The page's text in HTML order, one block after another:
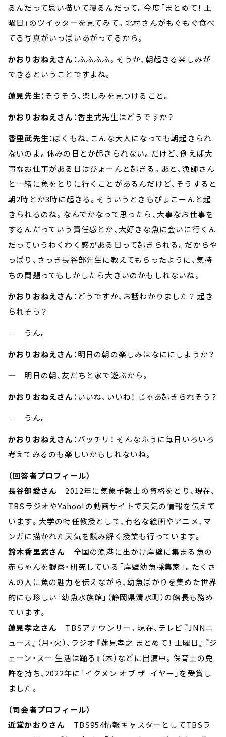
るんだって思い描いて寝るんだって。今度「まとめて！ 土
曜日」のツイッターを見てみて。北村さんがもぐもぐ食べ
てる写真がいっぱいあがってるから。
かおりおねえさん：ふふふふ。そうか、朝起きる楽しみが
できるということですよね。
蓮見先生：そうそう、楽しみを見つけること。
かおりおねえさん：香里武先生はどうですか？
香里武先生：ぼくもね、こんな大人になっても朝起きられ
ないのよ。休みの日とか起きられない。だけど、例えば大
事なお仕事がある日はぴょーんと起きる。あと、漁師さん
と一緒に魚をとりに行くことがあるんだけど、そうすると
朝2時とか3時に起きる。そういうときもぴょこーんと起
きられるのね。なんでかなって思ったら、大事なお仕事を
するんだっていう責任感とか、大好きな魚に会いに行くん
だっていうわくわく感がある日って起きられる。だからや
っぱり、さっき長谷部先生に教えてもらったように、気持
ちの問題ってもしかしたら大きいのかもしれないね。
かおりおねえさん： どうですか、お話わかりました？ 起き
られそう？
― うん。
かおりおねえさん：明日の朝の楽しみはなににしようか？
― 明日の朝、友だちと家で遊ぶから。
かおりおねえさん： いいね、いいね！ じゃあ起きられそう？
― うん。
かおりおねえさん：バッチリ！ そんなふうに毎日いろいろ
考えてみるのも楽しいかもしれないね。
（回答者プロフィール）
長谷部愛さん 2012年に気象予報士の資格をとり、現在、
TBSラジオやYahoo!の動画サイトで天気の情報を伝えて
います。大学の特任教授として、有名な絵画やアニメ、マ
ンガに描かれた天気を読み解く授業も行っています。
鈴木香里武さん 全国の漁港に出かけ岸壁に集まる魚の
赤ちゃんを観察・研究している「岸壁幼魚採集家」。たくさ
んの人に魚の魅力を伝えながら、幼魚ばかりを集めた世界
的にも珍しい「幼魚水族館」（静岡県清水町）の館長も務め
ています。
蓮見孝之さん TBSアナウンサー。現在、テレビ『JNNニ
ュース』（月・火）、ラジオ『蓮見孝之 まとめて！ 土曜日』『ジ
ェーン・スー 生活は踊る』（木）などに出演中。保育士の免
許を持ち、2022年に「イクメン オブ ザ イヤー」を受賞し
ました。
（司会者プロフィール）
近堂かおりさん
TBS954情報キャスターとしてTBSラ